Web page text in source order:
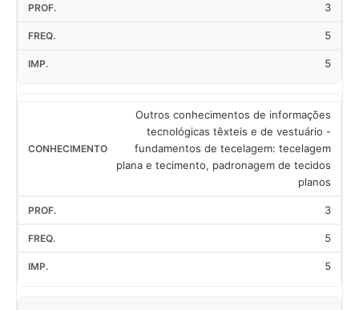
3
5
5
Outros conhecimentos de informações
tecnológicas têxteis e de vestuário -
fundamentos de tecelagem: tecelagem
plana e tecimento, padronagem de tecidos
planos
3
5
5